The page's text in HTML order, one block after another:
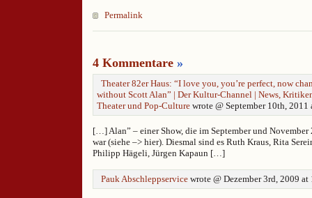
Permalink
4 Kommentare »
Theater 82er Haus: “I love you, you’re perfect, now
without Scott Alan” | Der Kultur-Channel | News,
Theater und Pop-Culture wrote @ September 10th, 2011
[…] Alan” – einer Show, die im September und November
war (siehe –> hier). Diesmal sind es Ruth Kraus, Rita
Philipp Hägeli, Jürgen Kapaun […]
Pauk Abschleppservice wrote @ Dezember 3rd, 2009 at